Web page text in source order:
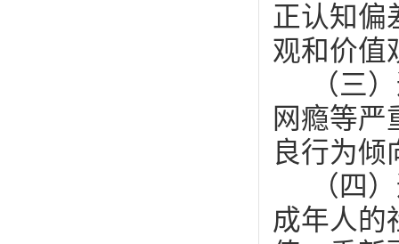
正认知偏
观和价值
（三
网瘾等严
良行为倾
（四
成年人的